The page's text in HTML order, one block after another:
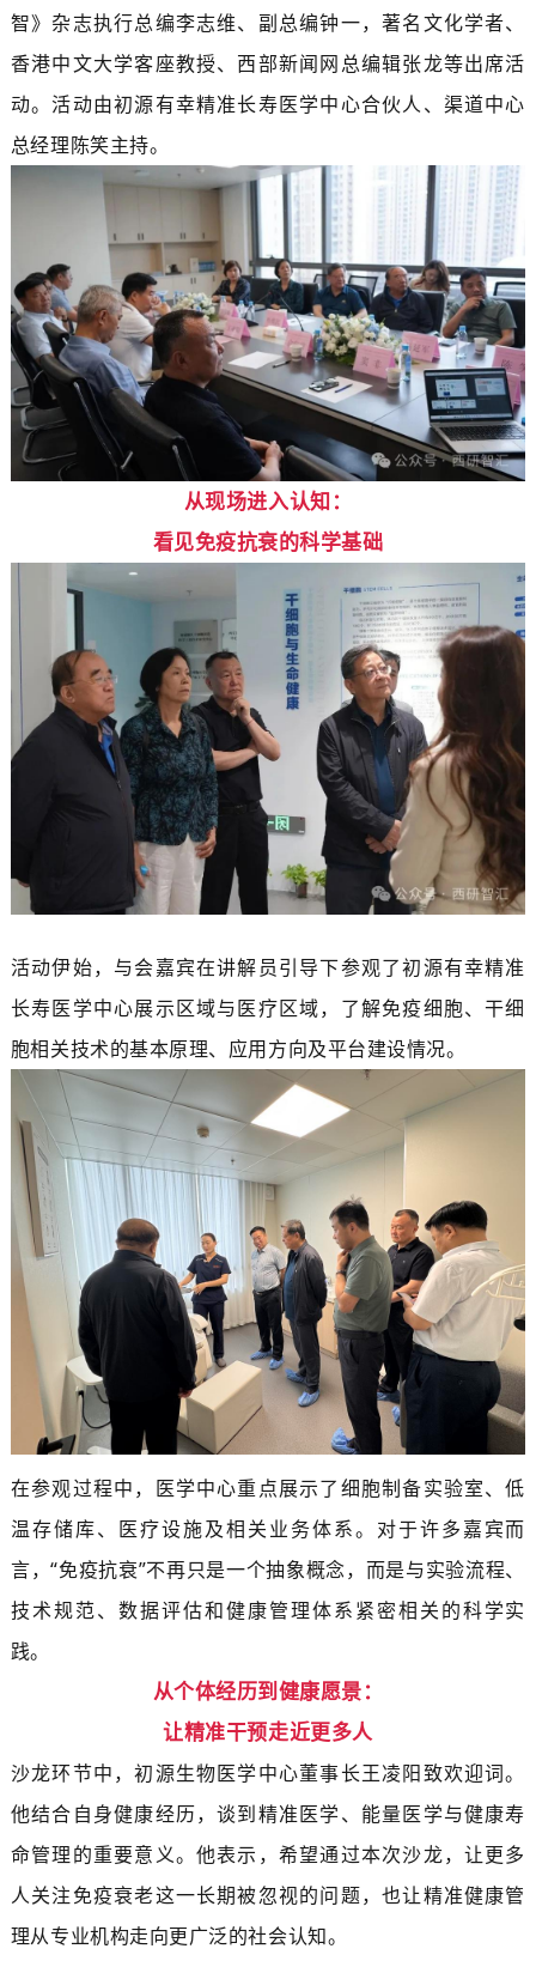
智》杂志执行总编李志维、副总编钟一，著名文化学者、
香港中文大学客座教授、西部新闻网总编辑张龙等出席活
动。活动由初源有幸精准长寿医学中心合伙人、渠道中心
总经理陈笑主持。
从现场进入认知：
看见免疫抗衰的科学基础
活动伊始，与会嘉宾在讲解员引导下参观了初源有幸精准
长寿医学中心展示区域与医疗区域，了解免疫细胞、干细
胞相关技术的基本原理、应用方向及平台建设情况。
在参观过程中，医学中心重点展示了细胞制备实验室、低
温存储库、医疗设施及相关业务体系。对于许多嘉宾而
言，“免疫抗衰”不再只是一个抽象概念，而是与实验流程、
技术规范、数据评估和健康管理体系紧密相关的科学实
践。
从个体经历到健康愿景：
让精准干预走近更多人
沙龙环节中，初源生物医学中心董事长王凌阳致欢迎词。
他结合自身健康经历，谈到精准医学、能量医学与健康寿
命管理的重要意义。他表示，希望通过本次沙龙，让更多
人关注免疫衰老这一长期被忽视的问题，也让精准健康管
理从专业机构走向更广泛的社会认知。